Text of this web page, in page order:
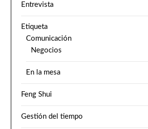
Entrevista
Etiqueta
Comunicación
Negocios
En la mesa
Feng Shui
Gestión del tiempo